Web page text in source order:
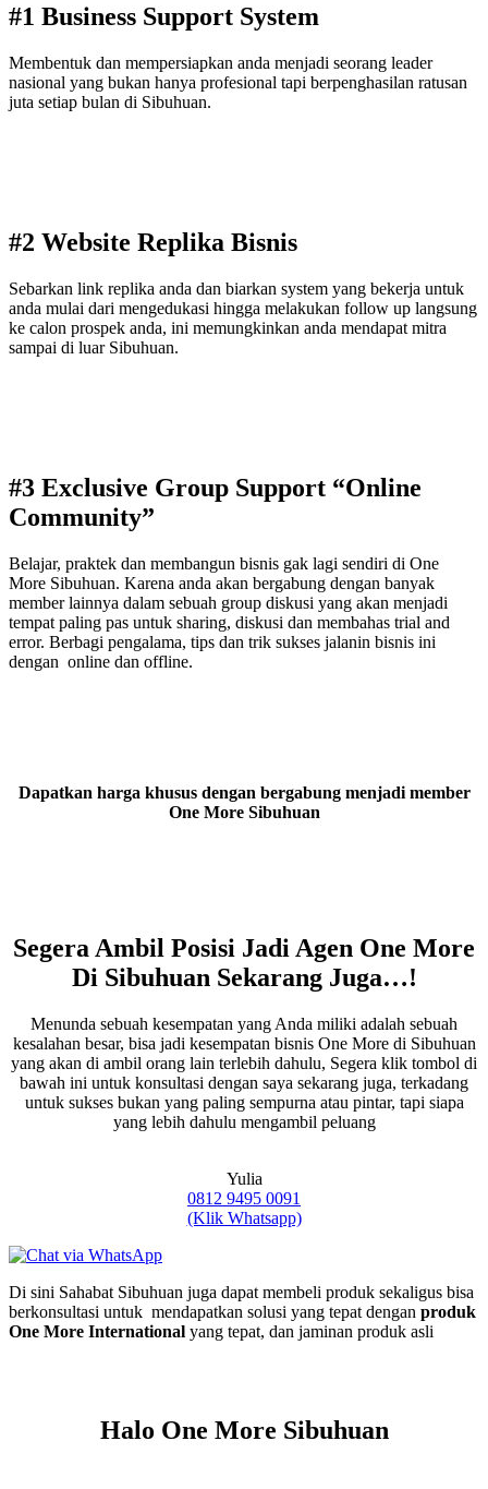
#1 Business Support System
Membentuk dan mempersiapkan anda menjadi seorang leader
nasional yang bukan hanya profesional tapi berpenghasilan ratusan
juta setiap bulan di Sibuhuan.
#2 Website Replika Bisnis
Sebarkan link replika anda dan biarkan system yang bekerja untuk
anda mulai dari mengedukasi hingga melakukan follow up langsung
ke calon prospek anda, ini memungkinkan anda mendapat mitra
sampai di luar Sibuhuan.
#3 Exclusive Group Support “Online
Community”
Belajar, praktek dan membangun bisnis gak lagi sendiri di One
More Sibuhuan. Karena anda akan bergabung dengan banyak
member lainnya dalam sebuah group diskusi yang akan menjadi
tempat paling pas untuk sharing, diskusi dan membahas trial and
error. Berbagi pengalama, tips dan trik sukses jalanin bisnis ini
dengan online dan offline.
Dapatkan harga khusus dengan bergabung menjadi member
One More Sibuhuan
Segera Ambil Posisi Jadi Agen One More
Di Sibuhuan Sekarang Juga…!
Menunda sebuah kesempatan yang Anda miliki adalah sebuah
kesalahan besar, bisa jadi kesempatan bisnis One More di Sibuhuan
yang akan di ambil orang lain terlebih dahulu, Segera klik tombol di
bawah ini untuk konsultasi dengan saya sekarang juga, terkadang
untuk sukses bukan yang paling sempurna atau pintar, tapi siapa
yang lebih dahulu mengambil peluang
Yulia
0812 9495 0091
(Klik Whatsapp)
Di sini Sahabat Sibuhuan juga dapat membeli produk sekaligus bisa
berkonsultasi untuk mendapatkan solusi yang tepat dengan produk
One More International yang tepat, dan jaminan produk asli
Halo One More Sibuhuan